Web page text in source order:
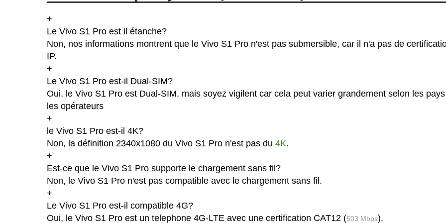
+
Le Vivo S1 Pro est il étanche?
Non, nos informations montrent que le Vivo S1 Pro n'est pas submersible, car il n'a pas de
IP.
+
Le Vivo S1 Pro est-il Dual-SIM?
Oui, le Vivo S1 Pro est Dual-SIM, mais soyez vigilent car cela peut varier grandement selon les
les opérateurs
+
le Vivo S1 Pro est-il 4K?
Non, la définition 2340x1080 du Vivo S1 Pro n'est pas du 4K.
+
Est-ce que le Vivo S1 Pro supporte le chargement sans fil?
Non, le Vivo S1 Pro n'est pas compatible avec le chargement sans fil.
+
Le Vivo S1 Pro est-il compatible 4G?
Oui, le Vivo S1 Pro est un telephone 4G-LTE avec une certification CAT12 (603 Mbps).